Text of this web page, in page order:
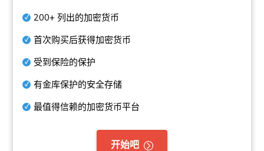
200+ 列出的加密货币
首次购买后获得加密货币
受到保险的保护
有金库保护的安全存储
最值得信赖的加密货币平台
开始吧